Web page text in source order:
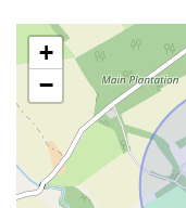
+
−